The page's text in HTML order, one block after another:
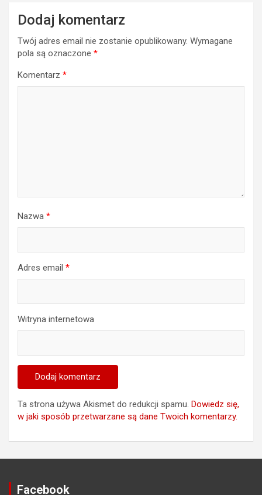
Dodaj komentarz
Twój adres email nie zostanie opublikowany. Wymagane
pola są oznaczone *
Komentarz *
Nazwa *
Adres email *
Witryna internetowa
Ta strona używa Akismet do redukcji spamu. Dowiedz się,
w jaki sposób przetwarzane są dane Twoich komentarzy.
Facebook